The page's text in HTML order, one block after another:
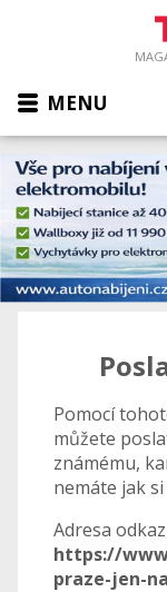
MENU
Pomocí
můžete
známému,
nemáte jak
Adresa
https://
praze-jen-